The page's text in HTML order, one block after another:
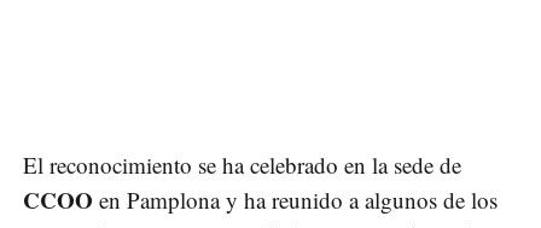
El reconocimiento se ha celebrado en la sede de
CCOO en Pamplona y ha reunido a algunos de los